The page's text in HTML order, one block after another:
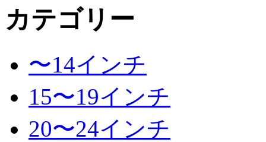
カテゴリー
〜14インチ
15〜19インチ
20〜24インチ